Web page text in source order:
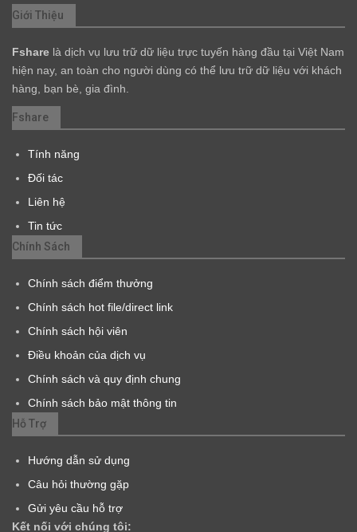
Giới Thiệu
Fshare là dịch vụ lưu trữ dữ liệu trực tuyến hàng đầu tại Việt Nam
hiện nay, an toàn cho người dùng có thể lưu trữ dữ liệu với khách
hàng, bạn bè, gia đình.
Fshare
Tính năng
Đối tác
Liên hệ
Tin tức
Chính Sách
Chính sách điểm thưởng
Chính sách hot file/direct link
Chính sách hội viên
Điều khoản của dịch vụ
Chính sách và quy định chung
Chính sách bảo mật thông tin
Hỗ Trợ
Hướng dẫn sử dụng
Câu hỏi thường gặp
Gửi yêu cầu hỗ trợ
Kết nối với chúng tôi: